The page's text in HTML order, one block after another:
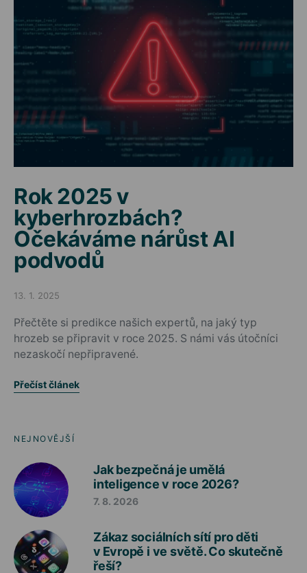
Rok 2025 v
kyberhrozbách?
Očekáváme nárůst AI
podvodů
Posted on
13. 1. 2025
Přečtěte si predikce našich expertů, na jaký typ
hrozeb se připravit v roce 2025. S námi vás útočníci
nezaskočí nepřipravené.
Přečíst článek
NEJNOVĚJŠÍ
Jak bezpečná je umělá
inteligence v roce 2026?
7. 8. 2026
Zákaz sociálních sítí pro děti
v Evropě i ve světě. Co skutečně
řeší?